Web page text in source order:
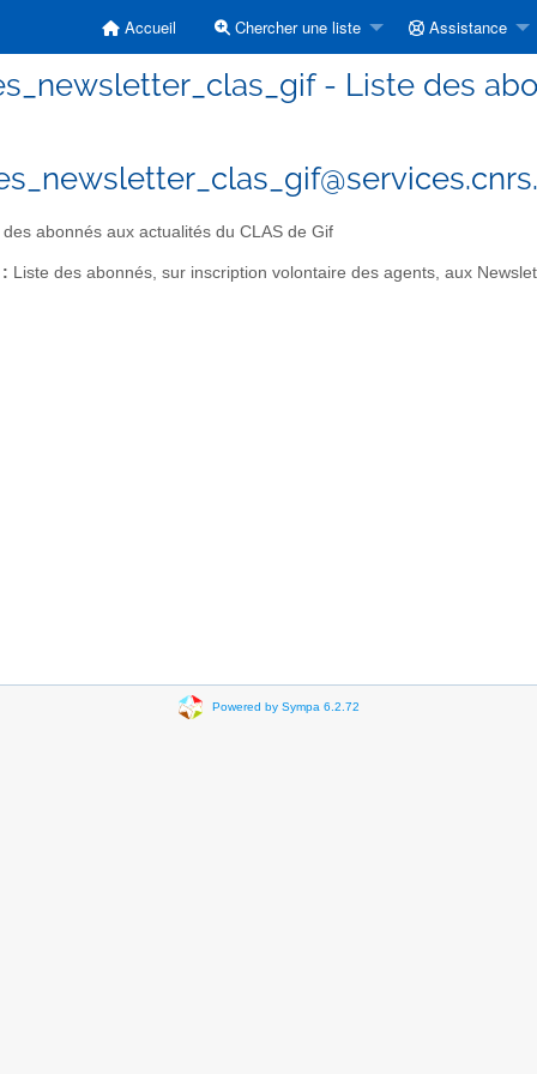
Accueil Chercher une liste Assistance
- Liste des
abonnés aux actualités du CLAS de Gif
Liste des abonnés, sur inscription volontaire des agents, aux
Powered by Sympa 6.2.72